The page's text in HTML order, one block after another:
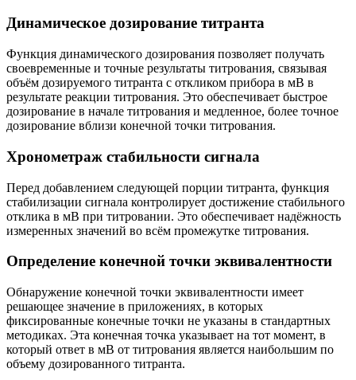
Динамическое дозирование титранта
Функция динамического дозирования позволяет получать
своевременные и точные результаты титрования, связывая
объём дозируемого титранта с откликом прибора в мВ в
результате реакции титрования. Это обеспечивает быстрое
дозирование в начале титрования и медленное, более точное
дозирование вблизи конечной точки титрования.
Хронометраж стабильности сигнала
Перед добавлением следующей порции титранта, функция
стабилизации сигнала контролирует достижение стабильного
отклика в мВ при титровании. Это обеспечивает надёжность
измеренных значений во всём промежутке титрования.
Определение конечной точки эквивалентности
Обнаружение конечной точки эквивалентности имеет
решающее значение в приложениях, в которых
фиксированные конечные точки не указаны в стандартных
методиках. Эта конечная точка указывает на тот момент, в
который ответ в мВ от титрования является наибольшим по
объему дозированного титранта.